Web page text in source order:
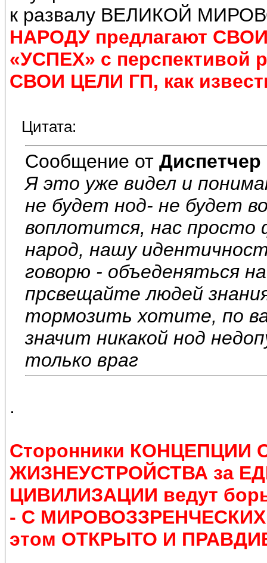
к развалу ВЕЛИКОЙ
НАРОДУ предлагают
«УСПЕХ» с перспективой
СВОИ ЦЕЛИ ГП, как
Цитата:
Сообщение от Диспетчер
Я это уже видел и
не будет нод- не будет
воплотится, нас
народ, нашу
говорю - объеденяться
прсвещайте людей
тормозить хотите, по
значит никакой нод
только враг
.
Сторонники КОНЦЕПЦИИ
ЖИЗНЕУСТРОЙСТВА за
ЦИВИЛИЗАЦИИ ведут
- С
этом ОТКРЫТО И